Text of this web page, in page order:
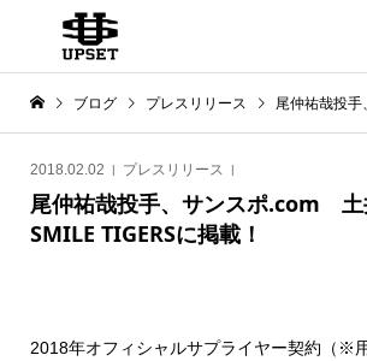
ブログ プレスリリース 尾仲祐哉投手、サンスポ
2018.02.02 プレスリリース
尾仲祐哉投手、サンスポ.com 土
SMILE TIGERSに掲載！
2018年オフィシャルサプライヤー契約（※